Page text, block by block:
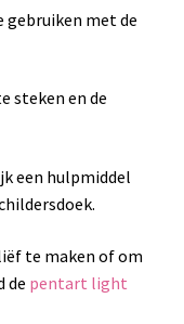
met de
steken en de
een hulpmiddel
te maken of om
de pentart light